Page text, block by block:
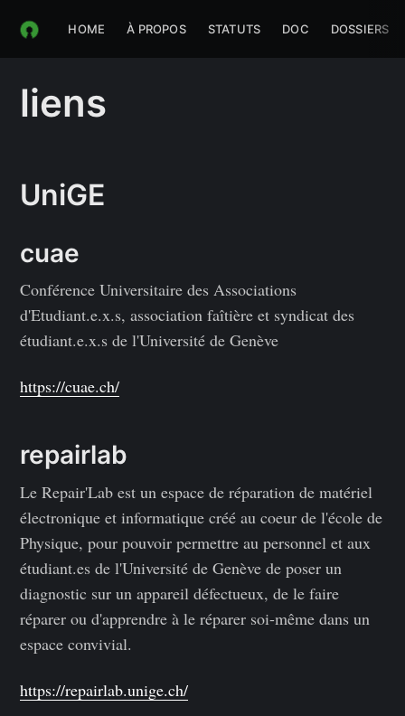
HOME À PROPOS STATUTS DOC DOSSIERS
liens
UniGE
cuae
Conférence Universitaire des Associations
d'Etudiant.e.x.s, association faîtière et syndicat des
étudiant.e.x.s de l'Université de Genève
https://cuae.ch/
repairlab
Le Repair'Lab est un espace de réparation de matériel
électronique et informatique créé au coeur de l'école de
Physique, pour pouvoir permettre au personnel et aux
étudiant.es de l'Université de Genève de poser un
diagnostic sur un appareil défectueux, de le faire
réparer ou d'apprendre à le réparer soi-même dans un
espace convivial.
https://repairlab.unige.ch/